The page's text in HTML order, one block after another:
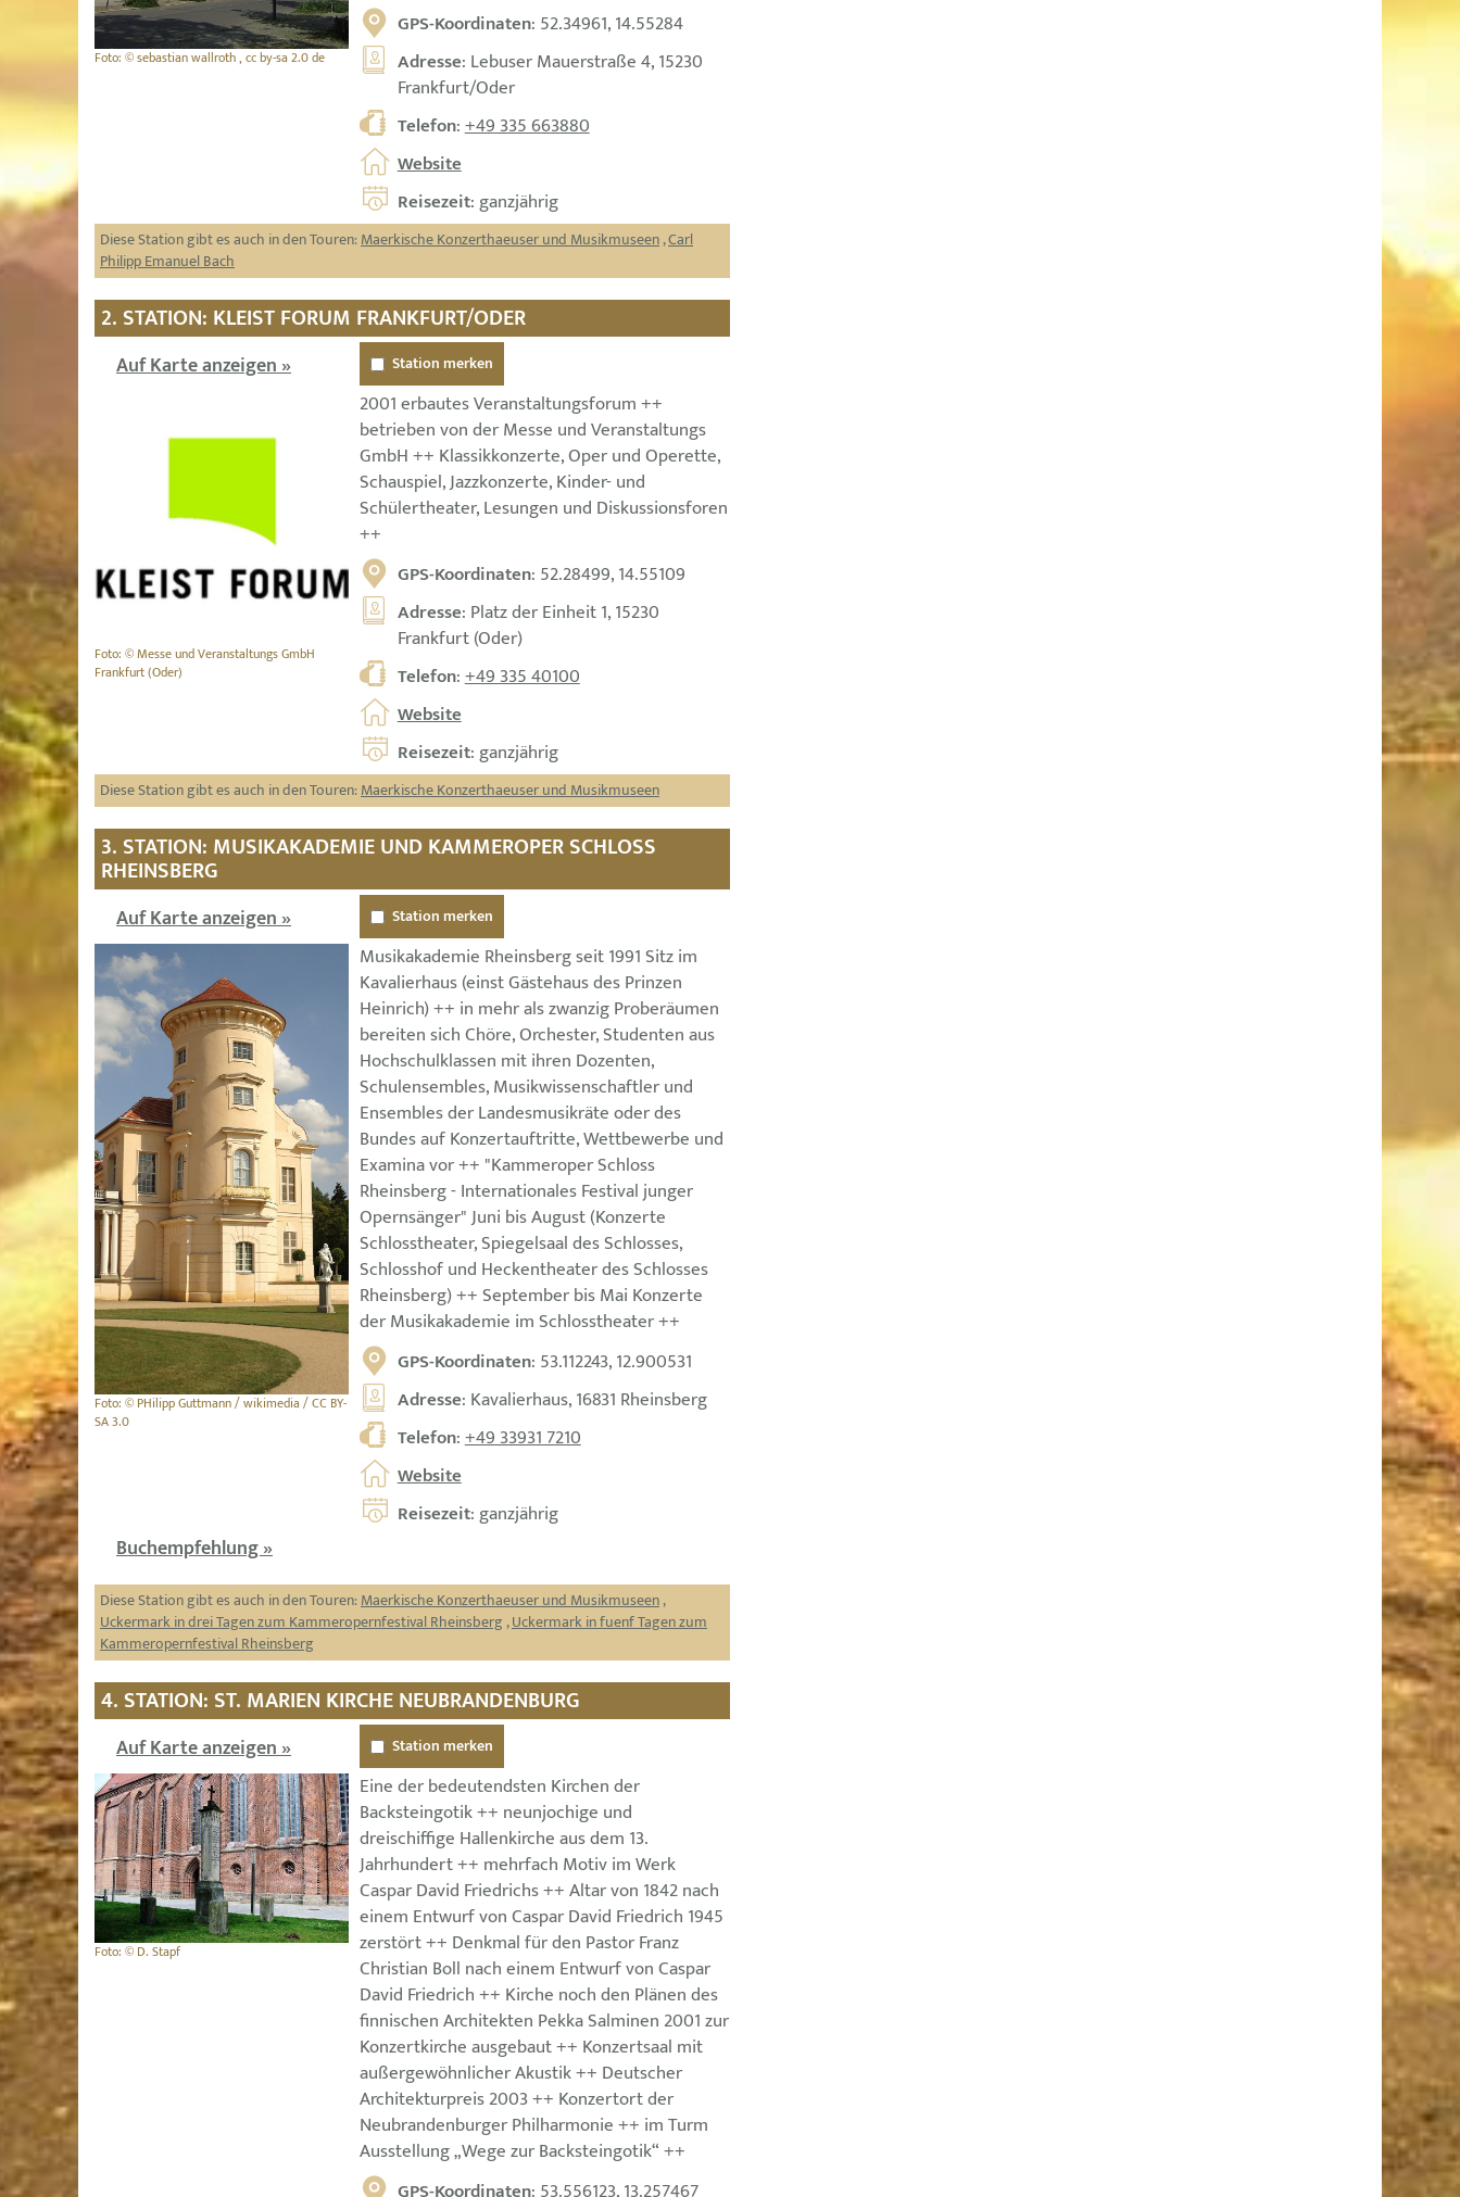
Foto: © sebastian wallroth , cc by-sa 2.0 de
GPS-Koordinaten: 52.34961, 14.55284
Adresse: Lebuser Mauerstraße 4, 15230
Frankfurt/Oder
Telefon:+49 335 663880
Website
Reisezeit: ganzjährig
Diese Station gibt es auch in den Touren:Maerkische Konzerthaeuser und Musikmuseen,Carl
Philipp Emanuel Bach
2. STATION: KLEIST FORUM FRANKFURT/ODER
Auf Karte anzeigen »
Foto: © Messe und Veranstaltungs GmbH
Frankfurt (Oder)
Station merken
2001 erbautes Veranstaltungsforum ++
betrieben von der Messe und Veranstaltungs
GmbH ++ Klassikkonzerte, Oper und Operette,
Schauspiel, Jazzkonzerte, Kinder- und
Schülertheater, Lesungen und Diskussionsforen
++
GPS-Koordinaten: 52.28499, 14.55109
Adresse: Platz der Einheit 1, 15230
Frankfurt (Oder)
Telefon:+49 335 40100
Website
Reisezeit: ganzjährig
Diese Station gibt es auch in den Touren:Maerkische Konzerthaeuser und Musikmuseen
3. STATION: MUSIKAKADEMIE UND KAMMEROPER SCHLOSS
RHEINSBERG
Auf Karte anzeigen »
Foto: © PHilipp Guttmann / wikimedia / CC BY-
SA 3.0
Station merken
Musikakademie Rheinsberg seit 1991 Sitz im
Kavalierhaus (einst Gästehaus des Prinzen
Heinrich) ++ in mehr als zwanzig Proberäumen
bereiten sich Chöre, Orchester, Studenten aus
Hochschulklassen mit ihren Dozenten,
Schulensembles, Musikwissenschaftler und
Ensembles der Landesmusikräte oder des
Bundes auf Konzertauftritte, Wettbewerbe und
Examina vor ++ "Kammeroper Schloss
Rheinsberg - Internationales Festival junger
Opernsänger" Juni bis August (Konzerte
Schlosstheater, Spiegelsaal des Schlosses,
Schlosshof und Heckentheater des Schlosses
Rheinsberg) ++ September bis Mai Konzerte
der Musikakademie im Schlosstheater ++
GPS-Koordinaten: 53.112243, 12.900531
Adresse: Kavalierhaus, 16831 Rheinsberg
Telefon:+49 33931 7210
Website
Reisezeit: ganzjährig
Buchempfehlung »
Diese Station gibt es auch in den Touren:Maerkische Konzerthaeuser und Musikmuseen,
Uckermark in drei Tagen zum Kammeropernfestival Rheinsberg ,Uckermark in fuenf Tagen zum
Kammeropernfestival Rheinsberg
4. STATION: ST. MARIEN KIRCHE NEUBRANDENBURG
Auf Karte anzeigen »
Foto: © D. Stapf
Station merken
Eine der bedeutendsten Kirchen der
Backsteingotik ++ neunjochige und
dreischiffige Hallenkirche aus dem 13.
Jahrhundert ++ mehrfach Motiv im Werk
Caspar David Friedrichs ++ Altar von 1842 nach
einem Entwurf von Caspar David Friedrich 1945
zerstört ++ Denkmal für den Pastor Franz
Christian Boll nach einem Entwurf von Caspar
David Friedrich ++ Kirche noch den Plänen des
finnischen Architekten Pekka Salminen 2001 zur
Konzertkirche ausgebaut ++ Konzertsaal mit
außergewöhnlicher Akustik ++ Deutscher
Architekturpreis 2003 ++ Konzertort der
Neubrandenburger Philharmonie ++ im Turm
Ausstellung „Wege zur Backsteingotik“ ++